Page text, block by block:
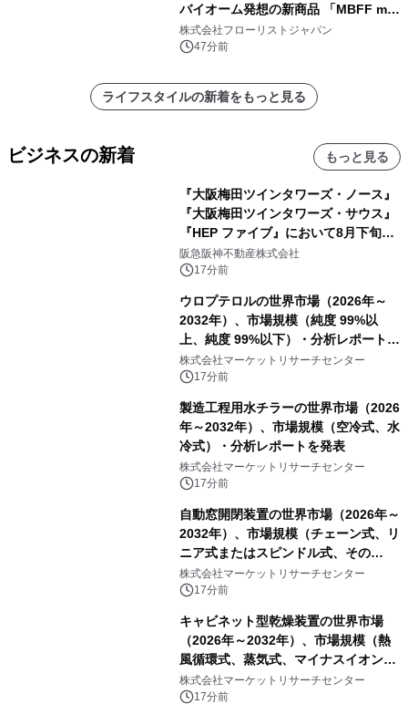
バイオーム発想の新商品 「MBFF mb
クレンジングPRO」を2026年8月6日
発売
株式会社フローリストジャパン
47分前
ライフスタイルの新着をもっと見る
ビジネスの新着 もっと見る
『大阪梅田ツインタワーズ・ノース』
『大阪梅田ツインタワーズ・サウス』
『HEP ファイブ』において8月下旬か
ら 「オフサイト型コーポレートPPA」
による 再生可能エネルギー電力の使用
阪急阪神不動産株式会社
17分前
ウロプテロルの世界市場（2026年～
2032年）、市場規模（純度 99%以
上、純度 99%以下）・分析レポートを
発表
株式会社マーケットリサーチセンター
17分前
製造工程用水チラーの世界市場（2026
年～2032年）、市場規模（空冷式、水
冷式）・分析レポートを発表
株式会社マーケットリサーチセンター
17分前
自動窓開閉装置の世界市場（2026年～
2032年）、市場規模（チェーン式、リ
ニア式またはスピンドル式、その
他）・分析レポートを発表
株式会社マーケットリサーチセンター
17分前
キャビネット型乾燥装置の世界市場
（2026年～2032年）、市場規模（熱
風循環式、蒸気式、マイナスイオン除
湿式、その他）・分析レポートを発表
株式会社マーケットリサーチセンター
17分前